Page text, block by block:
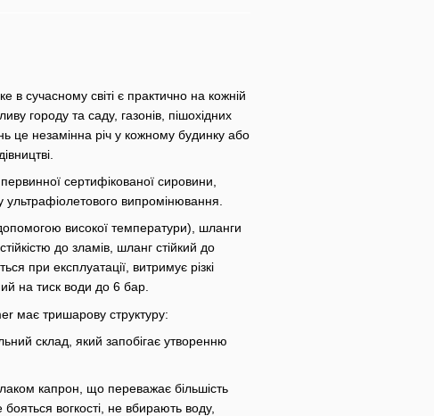
сучасному світі є практично на кожній
городу та саду, газонів, пішохідних
це незамінна річ у кожному будинку або
сертифікованої сировини,
ультрафіолетового випромінювання.
допомогою високої температури), шланги
до зламів, шланг стійкий до
при експлуатації, витримує різкі
на тиск води до 6 бар.
має тришарову структуру:
склад, який запобігає утворенню
капрон, що переважає більшість
вогкості, не вбирають воду,